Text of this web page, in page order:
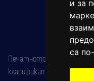
и за
са
Печатното издание на
класификатор на